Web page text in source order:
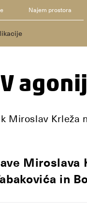
Najem prostora
Miroslav Krleža
Miroslava
in